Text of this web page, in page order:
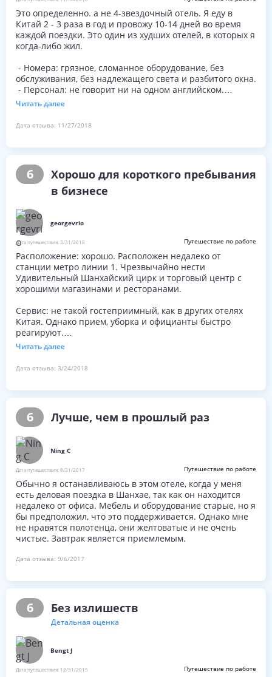
Это определенно. а не 4-звездочный отель. Я еду в
Китай 2 - 3 раза в год и провожу 10-14 дней во время
каждой поездки. Это один из худших отелей, в которых я
когда-либо жил.
- Номера: грязное, сломанное оборудование, без
обслуживания, без надлежащего света и разбитого окна.
- Персонал: не говорит ни на одном английском.
Интересно, как они сами могут стать
интернациональной гостиницей. У них есть один ответ
за каждый ваш запрос: Прошу прощения, сэр, мы не
начинают закрывать буфет и говорят вам, что вам
нужно уйти.
- Интернет: Хорошо, и это может быть единственное,
что было удовлетворительно.
Читать далее
Дата отзыва: 11/27/2018
6
Хорошо для короткого пребывания
в бизнесе
georgevrio
Дата путешествия: 3/31/2018 Путешествие по работе
Расположение: хорошо. Расположен недалеко от
станции метро линии 1. Чрезвычайно нести
Удивительный Шанхайский цирк и торговый центр с
хорошими магазинами и ресторанами.
Сервис: не такой гостеприимный, как в других отелях
Китая. Однако прием, уборка и официанты быстро
реагируют.
Завтрак: для китайского стиля завтрак в порядке, но для
западного стиля плохой и ограниченный. Кофе не был
Комната: для двухместных кроватей она была
достаточно большой, с тремя стульями и двумя столами.
Очистите простыни и удобный матрац. На телевидении
были английские, испанские, арабские, русскоязычные
каналы. Туалет был небольшой, душ был прост в
эксплуатации, с горячей водой и хорошим давлением.
Читать далее
Дата отзыва: 3/24/2018
6 Лучше, чем в прошлый раз
Ning C
Дата путешествия:8/31/2017 Путешествие по работе
Обычно я останавливаюсь в этом отеле, когда у меня
есть деловая поездка в Шанхае, так как он находится
недалеко от офиса. Мебель и оборудование старые, но я
бы предположил, что это поддерживается. Однако мне
не нравятся полотенца, они желтоватые и не очень
чистые. Завтрак является приемлемым.
Дата отзыва: 9/6/2017
6 Без излишеств
Детальная оценка
Bengt J
Дата путешествия: 12/31/2015 Путешествие по работе